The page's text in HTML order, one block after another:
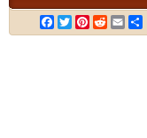
Facebook
TwitterPinterest
RedditEmail